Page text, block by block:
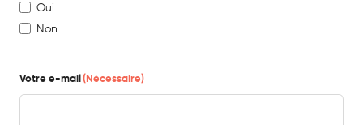
Oui
Non
Votre e-mail (Nécessaire)